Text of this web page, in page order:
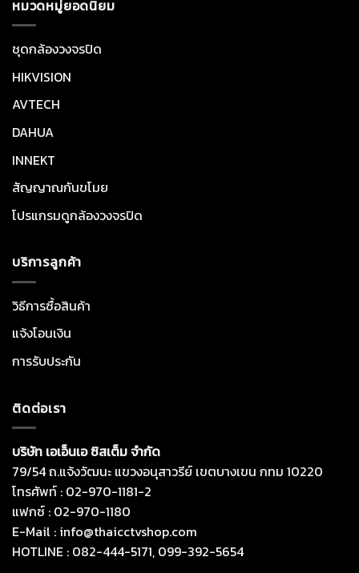
หมวดหมู่ยอดนิยม
ชุดกล้องวงจรปิด
HIKVISION
AVTECH
DAHUA
INNEKT
สัญญาณกันขโมย
โปรแกรมดูกล้องวงจรปิด
บริการลูกค้า
วิธีการซื้อสินค้า
แจ้งโอนเงิน
การรับประกัน
ติดต่อเรา
บริษัท เอเอ็นเอ ซิสเต็ม จำกัด
79/54 ถ.แจ้งวัฒนะ แขวงอนุสาวรีย์ เขตบางเขน กทม 10220
โทรศัพท์ : 02-970-1181-2
แฟกซ์ : 02-970-1180
E-Mail : info@thaicctvshop.com
HOTLINE : 082-444-5171, 099-392-5654